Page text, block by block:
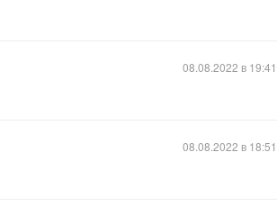
08.08.2022 в 19:41
08.08.2022 в 18:51